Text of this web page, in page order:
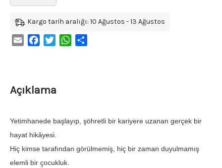
Kargo tarih aralığı: 10 Ağustos - 13 Ağustos
Email FacebookTwitterWhatsApp
Açıklama
Yetimhanede başlayıp, şöhretli bir kariyere uzanan gerçek bir
hayat hikâyesi.
Hiç kimse tarafından görülmemiş, hiç bir zaman duyulmamış
elemli bir çocukluk.